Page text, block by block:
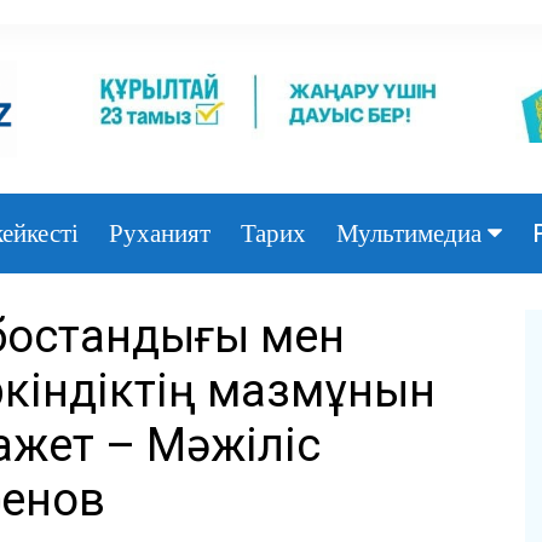
Руханият Тарих Мультимедиа
мен
мазмұнын
– Мәжіліс